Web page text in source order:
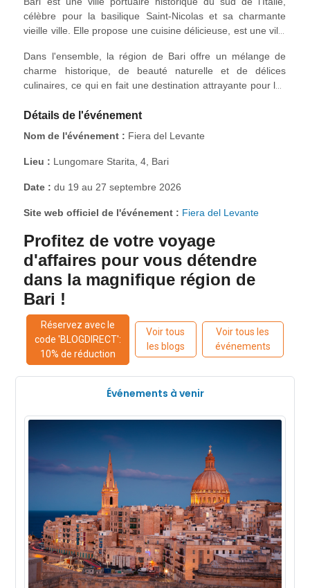
célèbre pour la basilique Saint-Nicolas et sa charmante
vieille ville. Elle propose une cuisine délicieuse, est une ville
commerce et à l'industrie grâce à des infrastructures
modernes. La région de Bari est connue pour ses paysages
côtiers pittoresques, ses belles plages et ses oliveraies. Elle
plats de fruits de mer et des spécialités régionales comme
les pâtes orecchiette.
Dans l'ensemble, la région de Bari offre un mélange de
charme historique, de beauté naturelle et de délices
culinaires, ce qui en fait une destination attrayante pour les
authentique.
Détails de l'événement
Nom de l'événement : Fiera del Levante
Lieu : Lungomare Starita, 4, Bari
Date : du 19 au 27 septembre 2026
Site web officiel de l'événement : Fiera del Levante
Profitez de votre voyage
d'affaires pour vous détendre
dans la magnifique région de
Bari !
Réservez avec le
code 'BLOGDIRECT':
10% de réduction
Voir tous
les blogs
Voir tous les
événements
Événements à venir